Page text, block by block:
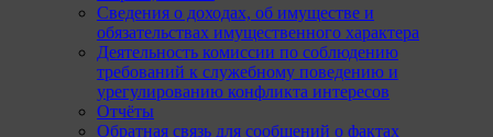
Сведения о доходах, об имуществе и
обязательствах имущественного характера
Деятельность комиссии по соблюдению
требований к служебному поведению и
урегулированию конфликта интересов
Отчёты
Обратная связь для сообщений о фактах